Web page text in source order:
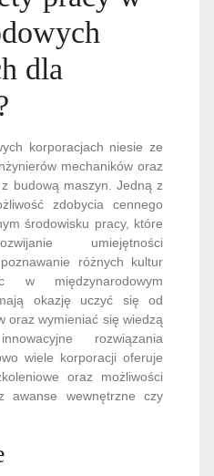
dla
korporacjach niesie ze
mechaników oraz
budową maszyn. Jedną z
zdobycia cennego
środowisku pracy, które
umiejętności
różnych kultur
w międzynarodowym
okazję uczyć się od
oraz wymieniać się wiedzą
rozwiązania
wiele korporacji oferuje
oraz możliwości
awanse wewnętrzne czy